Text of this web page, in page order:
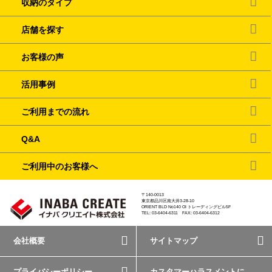
収納のタイプ
店舗を探す
お客様の声
活用事例
ご利用までの流れ
Q&A
ご利用中のお客様へ
〒140-0013
東京都品川区南大井3-28-10
ORIENT BLD No140 OI トレーディングビル5F
TEL: 03-6404-6311 FAX: 03-6404-6312
会社概要 サイトマップ